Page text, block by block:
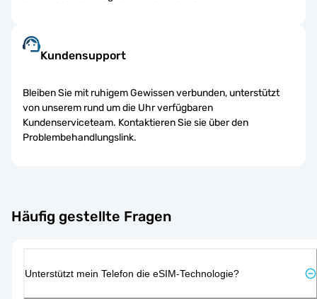
Kundensupport
Bleiben Sie mit ruhigem Gewissen verbunden, unterstützt
von unserem rund um die Uhr verfügbaren
Kundenserviceteam. Kontaktieren Sie sie über den
Problembehandlungslink.
Häufig gestellte Fragen
Unterstützt mein Telefon die eSIM-Technologie?